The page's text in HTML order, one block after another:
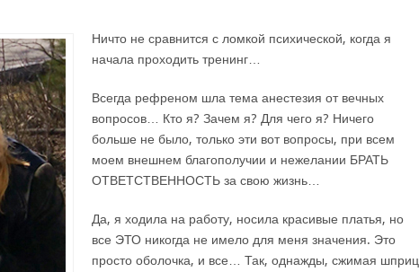
Ничто не сравнится с ломкой психической, когда я
начала проходить тренинг…
Всегда рефреном шла тема анестезия от вечных
вопросов… Кто я? Зачем я? Для чего я? Ничего
больше не было, только эти вот вопросы, при всем
моем внешнем благополучии и нежелании БРАТЬ
ОТВЕТСТВЕННОСТЬ за свою жизнь…
Да, я ходила на работу, носила красивые платья, но
все ЭТО никогда не имело для меня значения. Это
просто оболочка, и все… Так, однажды, сжимая шприц